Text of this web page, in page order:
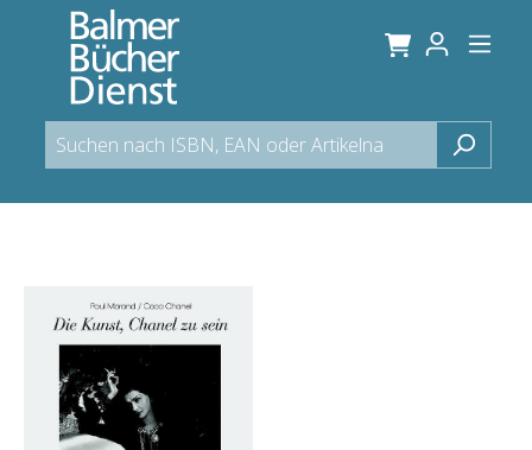
springen
Bildergalerie überspringen